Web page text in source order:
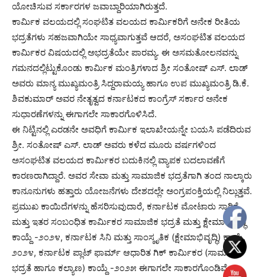
ಯೋಚಿಸುವ ಸರ್ಕಾರಗಳ ಜವಾಬ್ದಾರಿಯಾಗಿರುತ್ತದೆ.
ಕಾರ್ಮಿಕ ವಲಯದಲ್ಲಿ ಸಂಘಟಿತ ವಲಯದ ಕಾರ್ಮಿಕರಿಗೆ ಅನೇಕ ರೀತಿಯ
ಭದ್ರತೆಗಳು ಸಹಜವಾಗಿಯೇ ಸಾಧ್ಯವಾಗುತ್ತವೆ ಆದರೆ, ಅಸಂಘಟಿತ ವಲಯದ
ಕಾರ್ಮಿಕರ ವಿಷಯದಲ್ಲಿ ಅಭದ್ರತೆಯೇ ಪಾರಮ್ಯ. ಈ ಅಸಮತೋಲನವನ್ನು
ಗಮನದಲ್ಲಿಟ್ಟುಕೊಂಡು ಕಾರ್ಮಿಕ ಮಂತ್ರಿಗಳಾದ ಶ್ರೀ ಸಂತೋಷ್ ಎಸ್. ಲಾಡ್
ಅವರು ಮಾನ್ಯ ಮುಖ್ಯಮಂತ್ರಿ ಸಿದ್ದರಾಮಯ್ಯ ಹಾಗೂ ಉಪ ಮುಖ್ಯಮಂತ್ರಿ ಡಿ.ಕೆ.
ಶಿವಕುಮಾರ್ ಅವರ ನೇತೃತ್ವದ ಕರ್ನಾಟಕದ ಕಾಂಗ್ರೆಸ್ ಸರ್ಕಾರ ಅನೇಕ
ಸುಧಾರಣೆಗಳನ್ನು ಈಗಾಗಲೇ ಸಾಕಾರಗೊಳಿಸಿದೆ.
ಈ ನಿಟ್ಟಿನಲ್ಲಿ ಎರಡನೇ ಅವಧಿಗೆ ಕಾರ್ಮಿಕ ಇಲಾಖೇಯನ್ನೇ ಬಯಸಿ ಪಡೆದಿರುವ
ಶ್ರೀ. ಸಂತೋಷ್ ಎಸ್. ಲಾಡ್ ಅವರು ಕಳೆದ ಮೂರು ವರ್ಷಗಳಿಂದ
ಅಸಂಘಟಿತ ವಲಯದ ಕಾರ್ಮಿಕರ ಬದುಕಿನಲ್ಲಿ ವ್ಯಾಪಕ ಬದಲಾವಣೆಗೆ
ಕಾರಣರಾಗಿದ್ದಾರೆ. ಅವರ ಸೇವಾ ಮತ್ತು ಸಾಮಾಜಿಕ ಭದ್ರತೆಗಾಗಿ ತಂದ ನಾಲ್ಕಾರು
ಕಾನೂನುಗಳು ಹತ್ತಾರು ಯೋಜನೆಗಳು ದೇಶದಲ್ಲೇ ಅಂಗ್ರಪಂಕ್ತಿಯಲ್ಲಿ ನಿಲ್ಲುತ್ತವೆ.
ಪ್ರಮುಖ ಕಾಯಿದೆಗಳನ್ನು ಹೆಸರಿಸುವುದಾರೆ, ಕರ್ನಾಟಕ ಮೋಟಾರು ಸಾರಿಗೆ
ಮತ್ತು ಇತರ ಸಂಬಂಧಿತ ಕಾರ್ಮಿಕರ ಸಾಮಾಜಿಕ ಭದ್ರತೆ ಮತ್ತು ಕ್ಷೇಮಾಭಿವೃದ್ಧಿ
ಕಾಯ್ದೆ -೨೦೨೪, ಕರ್ನಾಟಕ ಸಿನಿ ಮತ್ತು ಸಾಂಸ್ಕೃತಿಕ (ಕ್ಷೇಮಾಭಿವೃದ್ಧಿ) ಕಾಯ್ದೆ,
೨೦೨೪, ಕರ್ನಾಟಕ ಪ್ಲಾಟ್ ಫಾರ್ಮ್ ಆಧಾರಿತ ಗಿಕ್ ಕಾರ್ಮಿಕರ (ಸಾಮಾಜಿಕ
ಭದ್ರತೆ ಹಾಗೂ ಕಲ್ಯಾಣ) ಕಾಯ್ದೆ -೨೦೨೫ ಈಗಾಗಲೇ ಸಾಕಾರಗೊಂಡಿವೆ.